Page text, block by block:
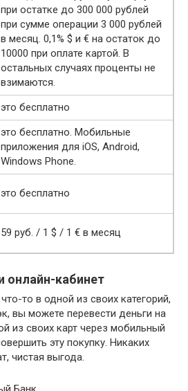
при остатке до 300 000 рублей
при сумме операции 3 000 рублей
в месяц. 0,1% $ и € на остаток до
10000 при оплате картой. В
остальных случаях проценты не
взимаются.
это бесплатно
это бесплатно. Мобильные
приложения для iOS, Android,
Windows Phone.
это бесплатно
59 руб. / 1 ​​$ / 1 € в месяц
онлайн-кабинет
то в одной из своих категорий,
вы можете перевести деньги на
из своих карт через мобильный
эту покупку. Никаких
чистая выгода.